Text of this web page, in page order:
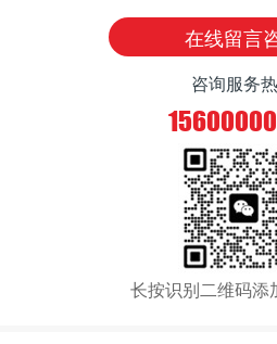
在线留言
咨询服务
长按识别二维码添